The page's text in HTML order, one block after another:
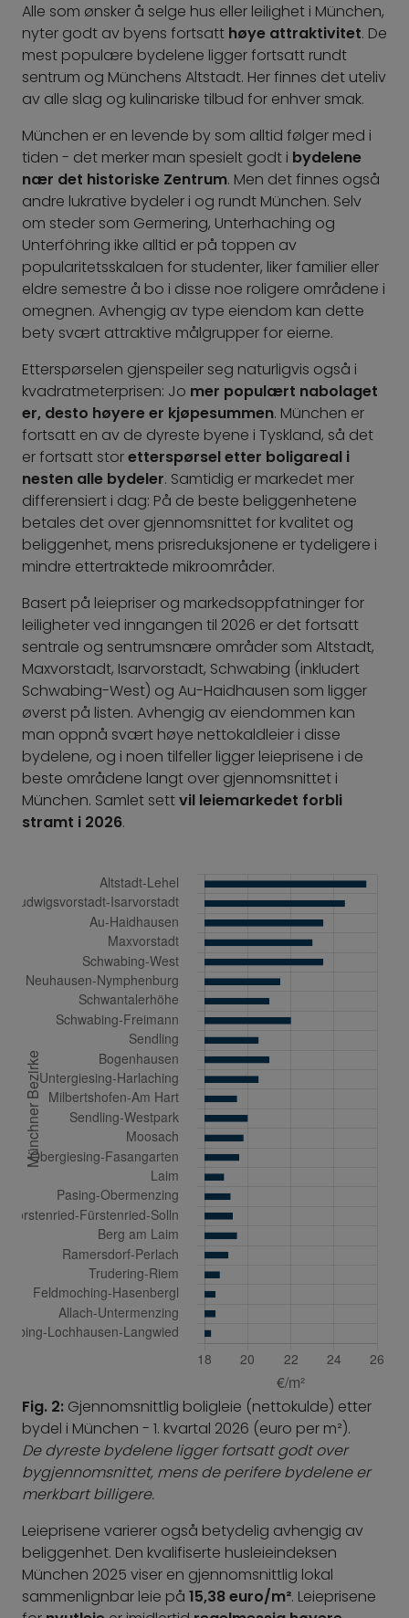
Alle som ønsker å selge hus eller leilighet i München,
nyter godt av byens fortsatt høye attraktivitet. De
mest populære bydelene ligger fortsatt rundt
sentrum og Münchens Altstadt. Her finnes det uteliv
av alle slag og kulinariske tilbud for enhver smak.
München er en levende by som alltid følger med i
tiden - det merker man spesielt godt i bydelene
nær det historiske Zentrum. Men det finnes også
andre lukrative bydeler i og rundt München. Selv
om steder som Germering, Unterhaching og
Unterföhring ikke alltid er på toppen av
popularitetsskalaen for studenter, liker familier eller
eldre semestre å bo i disse noe roligere områdene i
omegnen. Avhengig av type eiendom kan dette
bety svært attraktive målgrupper for eierne.
Etterspørselen gjenspeiler seg naturligvis også i
kvadratmeterprisen: Jo mer populært nabolaget
er, desto høyere er kjøpesummen. München er
fortsatt en av de dyreste byene i Tyskland, så det
er fortsatt storetterspørsel etter boligareal i
nesten alle bydeler. Samtidig er markedet mer
differensiert i dag: På de beste beliggenhetene
betales det over gjennomsnittet for kvalitet og
beliggenhet, mens prisreduksjonene er tydeligere i
mindre ettertraktede mikroområder.
Basert på leiepriser og markedsoppfatninger for
leiligheter ved inngangen til 2026 er det fortsatt
sentrale og sentrumsnære områder som Altstadt,
Maxvorstadt, Isarvorstadt, Schwabing (inkludert
Schwabing-West) og Au-Haidhausen som ligger
øverst på listen. Avhengig av eiendommen kan
man oppnå svært høye nettokaldleier i disse
bydelene, og i noen tilfeller ligger leieprisene i de
beste områdene langt over gjennomsnittet i
München. Samlet settvil leiemarkedet forbli
stramt i 2026.
Fig. 2: Gjennomsnittlig boligleie (nettokulde) etter
bydel i München - 1. kvartal 2026 (euro per m²).
De dyreste bydelene ligger fortsatt godt over
bygjennomsnittet, mens de perifere bydelene er
merkbart billigere.
Leieprisene varierer også betydelig avhengig av
beliggenhet. Den kvalifiserte husleieindeksen
München 2025 viser en gjennomsnittlig lokal
sammenlignbar leie på 15,38 euro/m². Leieprisene